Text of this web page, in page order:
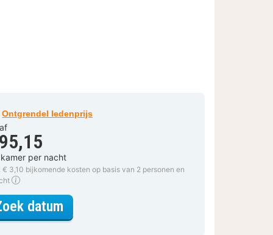
Ontgrendel ledenprijs
per nacht
€ 3,10 bijkomende kosten op basis van 2 personen en
datum